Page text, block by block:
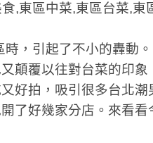
,東區中菜,東區台菜,東
時，引起了不小的轟動
顛覆以往對台菜的印象
好拍，吸引很多台北潮
了好幾家分店。來看